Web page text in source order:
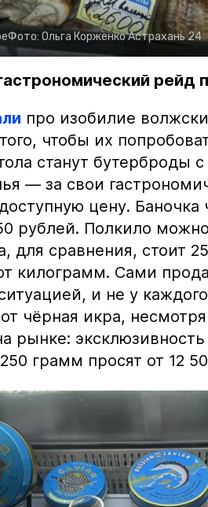
Фото: Ольга КорженкоАстрахань 24
рейд
про изобилие
чтобы их
станут бутерброды
— за свои
цену.
рублей. Полкило
для сравнения, стоит
килограмм. Сами
и не у
чёрная икра,
рынке:
грамм просят от 12